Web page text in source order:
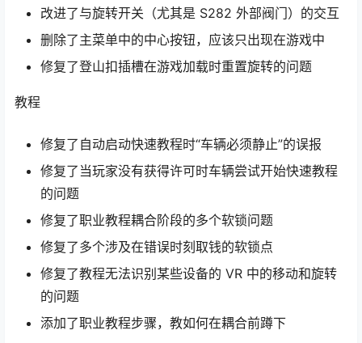
改进了与旋转开关（尤其是 S282 外部阀门）的交互
删除了主菜单中的中心按钮，应该只出现在游戏中
修复了登山扣插槽在游戏加载时重置旋转的问题
教程
修复了自动启动快速教程时“车辆必须静止”的误报
修复了当玩家没有获得许可时车辆尝试开始快速教程
的问题
修复了职业教程耦合阶段的多个软锁问题
修复了多个涉及在错误时刻取钱的软锁点
修复了教程无法识别某些设备的 VR 中的移动和旋转
的问题
添加了职业教程步骤，教如何在耦合前蹲下